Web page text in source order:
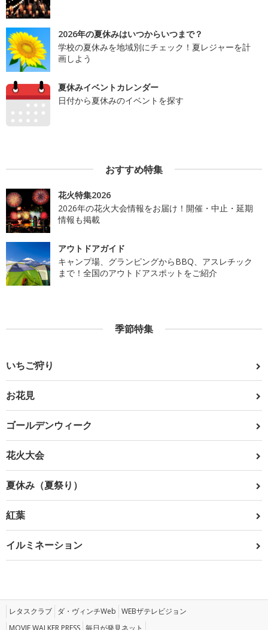
2026年の夏休みはいつからいつまで？
学校の夏休みを地域別にチェック！夏レジャーを計
画しよう
夏休みイベントカレンダー
日付から夏休みのイベントを探す
おすすめ特集
花火特集2026
2026年の花火大会情報をお届け！開催・中止・延期
情報も掲載
アウトドアガイド
キャンプ場、グランピングからBBQ、アスレチック
まで！全国のアウトドアスポットをご紹介
季節特集
いちご狩り
お花見
ゴールデンウィーク
花火大会
夏休み（夏祭り）
紅葉
イルミネーション
レタスクラブ ダ・ヴィンチWeb WEBザテレビジョン
MOVIE WALKER PRESS 毎日が発見ネット